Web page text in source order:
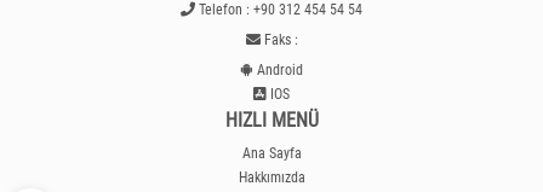
Telefon : +90 312 454 54 54
Faks :
Android
IOS
HIZLI MENÜ
Ana Sayfa
Hakkımızda